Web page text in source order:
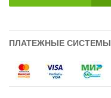
ПЛАТЕЖНЫЕ СИСТЕМЫ